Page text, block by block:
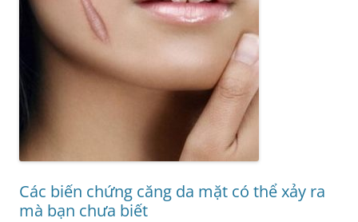
Các biến chứng căng da mặt có thể xảy ra
mà bạn chưa biết